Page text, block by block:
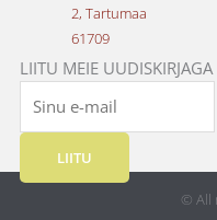
2, Tartumaa
61709
LIITU MEIE UUDISKIRJAGA
LIITU
© All